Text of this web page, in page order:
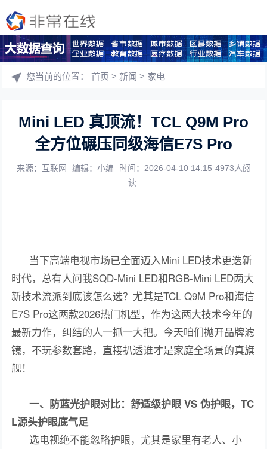
您当前的位置：首页 >新闻 > 家电
Mini LED 真顶流！TCL Q9M Pro
全方位碾压同级海信E7S Pro
来源：互联网 编辑：小编 时间：2026-04-10 14:15 4973人阅
读
当下高端电视市场已全面迈入Mini LED技术更迭新
时代，总有人问我SQD-Mini LED和RGB-Mini LED两大
新技术流派到底该怎么选？尤其是TCL Q9M Pro和海信
E7S Pro这两款2026热门机型，作为这两大技术今年的
最新力作，纠结的人一抓一大把。今天咱们抛开品牌滤
镜，不玩参数套路，直接扒透谁才是家庭全场景的真旗
舰！
一、防蓝光护眼对比：舒适级护眼 VS 伪护眼，TC
L源头护眼底气足
选电视绝不能忽略护眼，尤其是家里有老人、小